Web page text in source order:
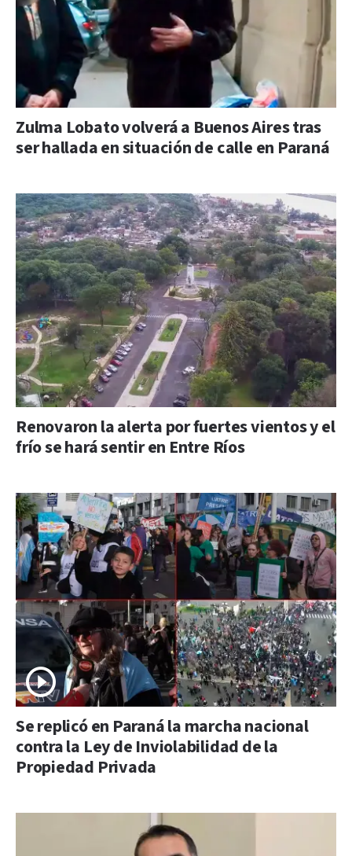
Zulma Lobato volverá a Buenos Aires tras
ser hallada en situación de calle en Paraná
Renovaron la alerta por fuertes vientos y el
frío se hará sentir en Entre Ríos
Se replicó en Paraná la marcha nacional
contra la Ley de Inviolabilidad de la
Propiedad Privada